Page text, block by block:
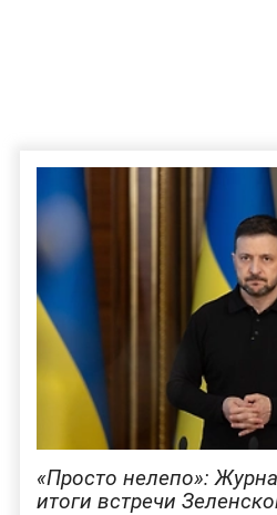
«Просто нелепо»:
итоги встречи